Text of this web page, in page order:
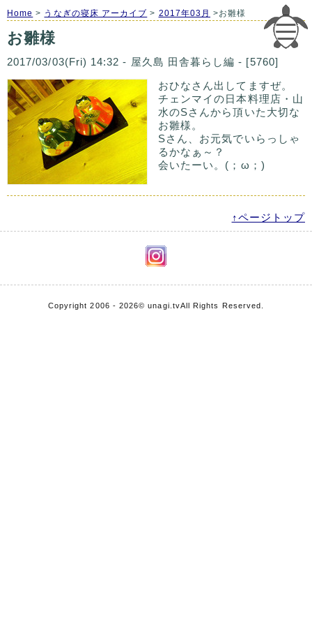
Home > うなぎの寝床 アーカイブ > 2017年03月 >お雛様
お雛様
2017/03/03(Fri) 14:32 - 屋久島 田舎暮らし編 - [5760]
おひなさん出してますぜ。
チェンマイの日本料理店・山
水のSさんから頂いた大切な
お雛様。
Sさん、お元気でいらっしゃ
るかなぁ～？
会いたーい。(；ω；)
↑ページトップ
Copyright 2006 - 2026© unagi.tvAll Rights Reserved.